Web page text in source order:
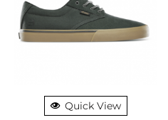
Quick View